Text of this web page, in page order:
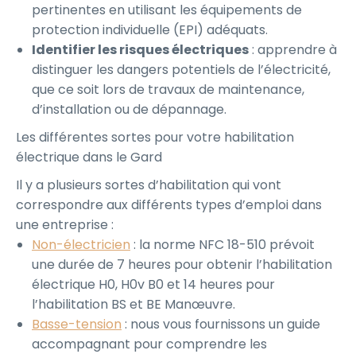
pertinentes en utilisant les équipements de
protection individuelle (EPI) adéquats.
Identifier les risques électriques: apprendre à
distinguer les dangers potentiels de l’électricité,
que ce soit lors de travaux de maintenance,
d’installation ou de dépannage.
Les différentes sortes pour votre habilitation
électrique dans le Gard
Il y a plusieurs sortes d’habilitation qui vont
correspondre aux différents types d’emploi dans
une entreprise :
Non-électricien : la norme NFC 18-510 prévoit
une durée de 7 heures pour obtenir l’habilitation
électrique H0, H0v B0 et 14 heures pour
l’habilitation BS et BE Manœuvre.
Basse-tension : nous vous fournissons un guide
accompagnant pour comprendre les